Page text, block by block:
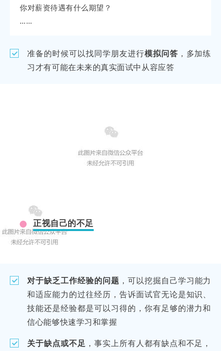
你对薪资待遇有什么期望？
……
准备的时候可以找同学朋友进行模拟问答 ，多加练
习才有可能在未来的真实面试中从容应答
正视自己的不足
对于缺乏工作经验的问题 ，可以挖掘自己学习能力
和适应能力的过往经历，告诉面试官无论是知识、
技能还是经验都是可以习得的，你有足够的潜力和
信心能够快速学习和掌握
关于缺点或不足 ，事实上所有人都有缺点和不足，